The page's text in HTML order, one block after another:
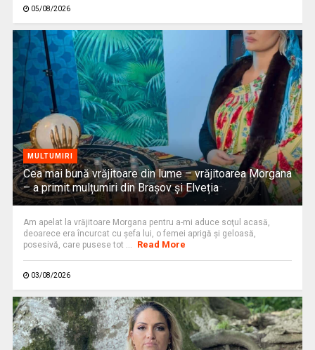
05/08/2026
MULTUMIRI
Cea mai bună vrăjitoare din lume – vrăjitoarea Morgana
– a primit mulțumiri din Brașov și Elveția
Am apelat la vrăjitoare Morgana pentru a-mi aduce soţul acasă,
deoarece era încurcat cu şefa lui, o femei aprigă şi geloasă,
posesivă, care pusese tot ...
Read More
03/08/2026